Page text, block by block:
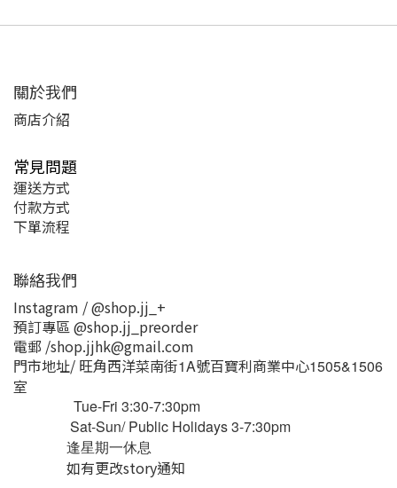
關於我們
商店介紹
常見問題
運送方式
付款方式
下單流程
聯絡我們
Instagram / @shop.jj_+
預訂專區 @shop.jj_preorder
電郵 /shop.jjhk@gmail.com
門市地址/ 旺角西洋菜南街1A號百寶利商業中心1505&1506
室
Tue-Fri 3:30-7:30pm
Sat-Sun/ Public Holidays 3-7:30pm
逢星期一休息
如有更改story通知